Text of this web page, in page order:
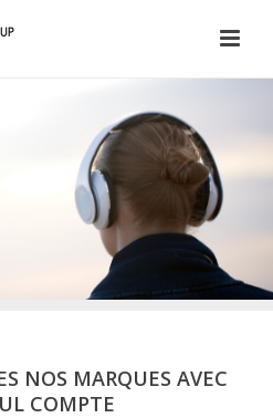
NOS MARQUES AVEC
COMPTE